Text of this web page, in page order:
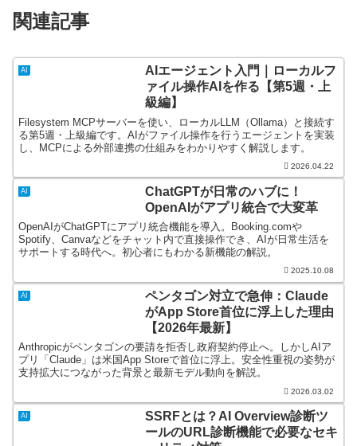
関連記事
AI
AIエージェント入門｜ローカルフ
ァイル操作AIを作る【第5週・上
級編】
Filesystem MCPサーバーを使い、ローカルLLM（Ollama）と接続す
る第5週・上級編です。AIがファイル操作を行うエージェントを実装
し、MCPによる外部連携の仕組みをわかりやすく解説します。
2026.04.22
AI
ChatGPTが日常のハブに！
OpenAIがアプリ統合で大変革
OpenAIがChatGPTにアプリ統合機能を導入。Booking.comや
Spotify、Canvaなどをチャット内で直接操作でき、AIが日常生活を
サポートする時代へ。初心者にもわかる新機能の解説。
2025.10.08
AI
ペンタゴン対立で急伸：Claude
がApp Store首位に浮上した理由
【2026年最新】
Anthropicがペンタゴンの要請を拒否し政府契約停止へ。しかしAIア
プリ「Claude」は米国App Storeで首位に浮上。安全性重視の姿勢が
支持拡大につながった背景と最新モデル動向を解説。
2026.03.02
AI
SSRFとは？AI Overview診断ツ
ールのURL診断機能で必要なセキ